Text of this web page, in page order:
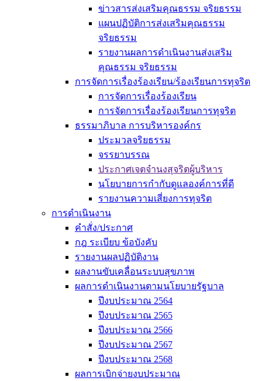
ข่าวสารส่งเสริมคุณธรรม จริยธรรม
แผนปฏิบัติการส่งเสริมคุณธรรม
จริยธรรม
รายงานผลการดำเนินงานส่งเสริม
คุณธรรม จริยธรรม
การจัดการเรื่องร้องเรียน/ร้องเรียนการทุจริต
การจัดการเรื่องร้องเรียน
การจัดการเรื่องร้องเรียนการทุจริต
ธรรมาภิบาล การบริหารองค์กร
ประมวลจริยธรรม
จรรยาบรรณ
ประกาศเจตจำนงสุจริตผู้บริหาร
นโยบายการกำกับดูแลองค์การที่ดี
รายงานความเสี่ยงการทุจริต
การดำเนินงาน
คำสั่ง/ประกาศ
กฎ ระเบียบ ข้อบังคับ
รายงานผลปฏิบัติงาน
ผลงานขับเคลื่อนระบบสุขภาพ
ผลการดำเนินงานตามนโยบายรัฐบาล
ปีงบประมาณ 2564
ปีงบประมาณ 2565
ปีงบประมาณ 2566
ปีงบประมาณ 2567
ปีงบประมาณ 2568
ผลการเบิกจ่ายงบประมาณ